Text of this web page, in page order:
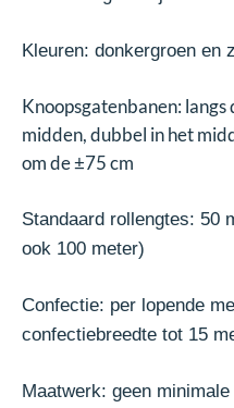
Kleuren: donkergroen en
Knoopsgatenbanen:
midden, dubbel in het
om de ±75 cm
Standaard rollengtes: 50
ook 100 meter)
Confectie: per lopende
confectiebreedte tot 15
Maatwerk: geen